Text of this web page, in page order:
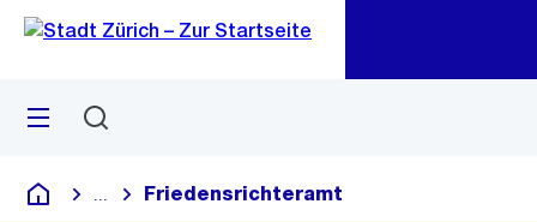
Navigation
Sprunglink
Menü
Deutsch
Blende alle Breadcrumbs ein
Friedensrichteramt